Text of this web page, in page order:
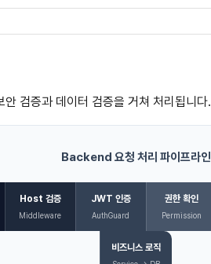
검증과 데이터 검증을 거쳐 처리됩니다.
Backend 요청 처리 파이프라인
Host 검증
Middleware
JWT 인증
AuthGuard
권한 확인
Permission
비즈니스 로직